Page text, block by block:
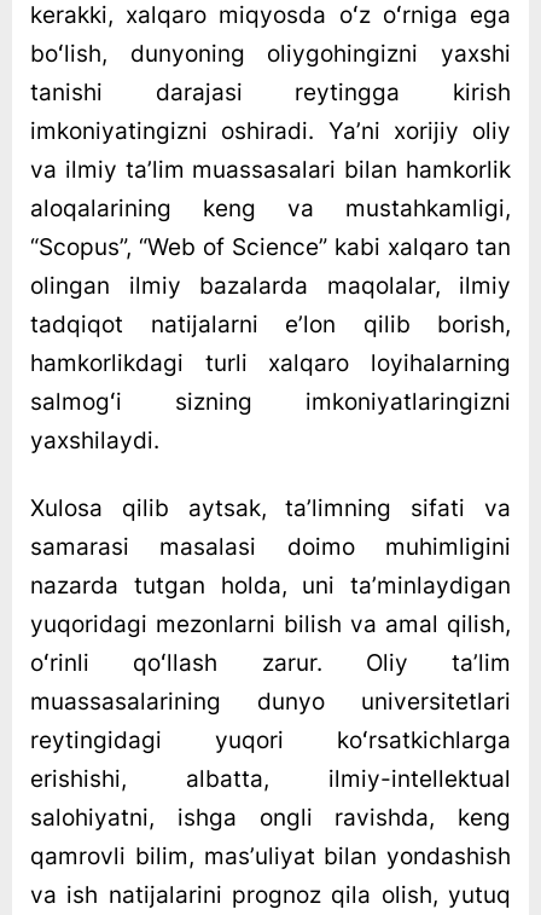
kerakki, xalqaro miqyosda oʻz oʻrniga ega
boʻlish, dunyoning oliygohingizni yaxshi
tanishi darajasi reytingga kirish
imkoniyatingizni oshiradi. Yaʼni xorijiy oliy
va ilmiy taʼlim muassasalari bilan hamkorlik
aloqalarining keng va mustahkamligi,
“Scopus”, “Web of Science” kabi xalqaro tan
olingan ilmiy bazalarda maqolalar, ilmiy
tadqiqot natijalarni eʼlon qilib borish,
hamkorlikdagi turli xalqaro loyihalarning
salmogʻi sizning imkoniyatlaringizni
yaxshilaydi.
Xulosa qilib aytsak, taʼlimning sifati va
samarasi masalasi doimo muhimligini
nazarda tutgan holda, uni taʼminlaydigan
yuqoridagi mezonlarni bilish va amal qilish,
oʻrinli qoʻllash zarur. Oliy taʼlim
muassasalarining dunyo universitetlari
reytingidagi yuqori koʻrsatkichlarga
erishishi, albatta, ilmiy-intellektual
salohiyatni, ishga ongli ravishda, keng
qamrovli bilim, masʼuliyat bilan yondashish
va ish natijalarini prognoz qila olish, yutuq